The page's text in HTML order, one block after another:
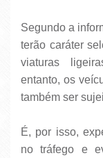
Segundo a
terão caráter
viaturas
entanto, os
também ser
É, por isso,
no tráfego e